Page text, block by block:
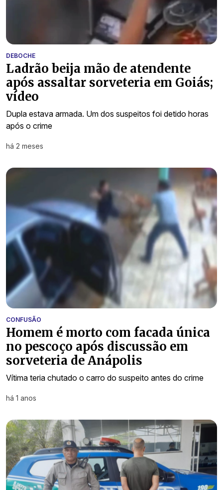
DEBOCHE
Ladrão beija mão de atendente
após assaltar sorveteria em Goiás;
vídeo
Dupla estava armada. Um dos suspeitos foi detido horas
após o crime
há 2 meses
CONFUSÃO
Homem é morto com facada única
no pescoço após discussão em
sorveteria de Anápolis
Vítima teria chutado o carro do suspeito antes do crime
há 1 anos